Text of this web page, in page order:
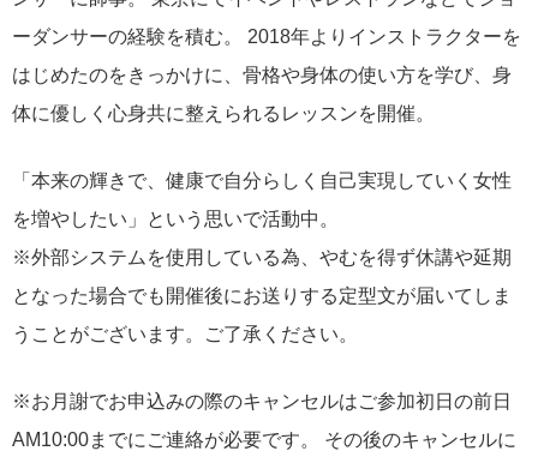
ーダンサーの経験を積む。 2018年よりインストラクターを
はじめたのをきっかけに、骨格や身体の使い方を学び、身
体に優しく心身共に整えられるレッスンを開催。
「本来の輝きで、健康で自分らしく自己実現していく女性
を増やしたい」という思いで活動中。
※外部システムを使用している為、やむを得ず休講や延期
となった場合でも開催後にお送りする定型文が届いてしま
うことがございます。ご了承ください。
※お月謝でお申込みの際のキャンセルはご参加初日の前日
AM10:00までにご連絡が必要です。 その後のキャンセルに